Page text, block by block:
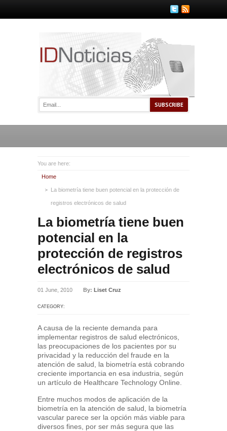
You are here:
Home
La biometría tiene buen potencial en la protección de
registros electrónicos de salud
La biometría tiene buen
potencial en la
protección de registros
electrónicos de salud
01 June, 2010 By: Liset Cruz
CATEGORY:
A causa de la reciente demanda para
implementar registros de salud electrónicos,
las preocupaciones de los pacientes por su
privacidad y la reducción del fraude en la
atención de salud, la biometría está cobrando
creciente importancia en esa industria, según
un artículo de Healthcare Technology Online.
Entre muchos modos de aplicación de la
biometría en la atención de salud, la biometría
vascular parece ser la opción más viable para
diversos fines, por ser más segura que las